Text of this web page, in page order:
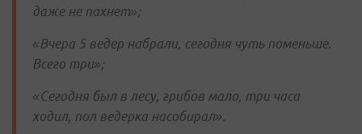
даже не пахнет»;
«Вчера 5 ведер набрали, сегодня чуть поменьше.
Всего три»;
«Сегодня был в лесу, грибов мало, три часа
ходил, пол ведерка насобирал».